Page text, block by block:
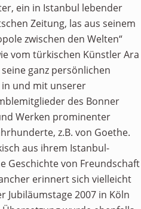
ein in Istanbul lebender
Zeitung, las aus seinem
zwischen den Welten“
vom türkischen Künstler Ara
ganz persönlichen
und mit unserer
des Bonner
Werken prominenter
z.B. von Goethe.
aus ihrem Istanbul-
Geschichte von Freundschaft
erinnert sich vielleicht
Jubiläumstage 2007 in Köln